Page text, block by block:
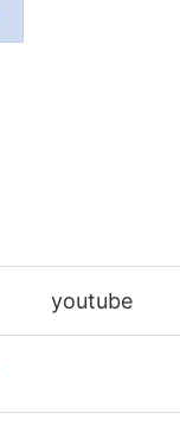
youtube